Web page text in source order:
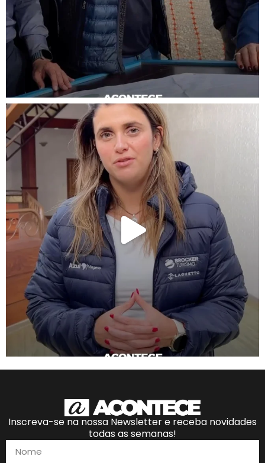
Inscreva-se na nossa Newsletter e receba novidades
todas as semanas!